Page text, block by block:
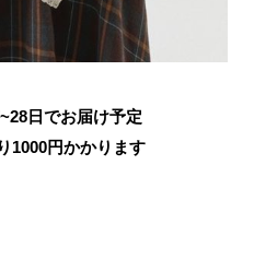
日でお届け予定
1000円かかります